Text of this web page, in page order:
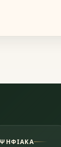
ΨΗΦΙΑΚΆ